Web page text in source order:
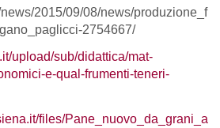
2015/09/08/news/produzione_f
2754667/
upload/sub/didattica/mat-
e-qual-frumenti-teneri-
files/Pane_nuovo_da_grani_a